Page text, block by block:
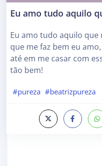
Eu amo tudo aquilo
Eu amo tudo aquilo
que me faz bem eu
até em me casar com
tão bem!
#pureza #beatrizpureza